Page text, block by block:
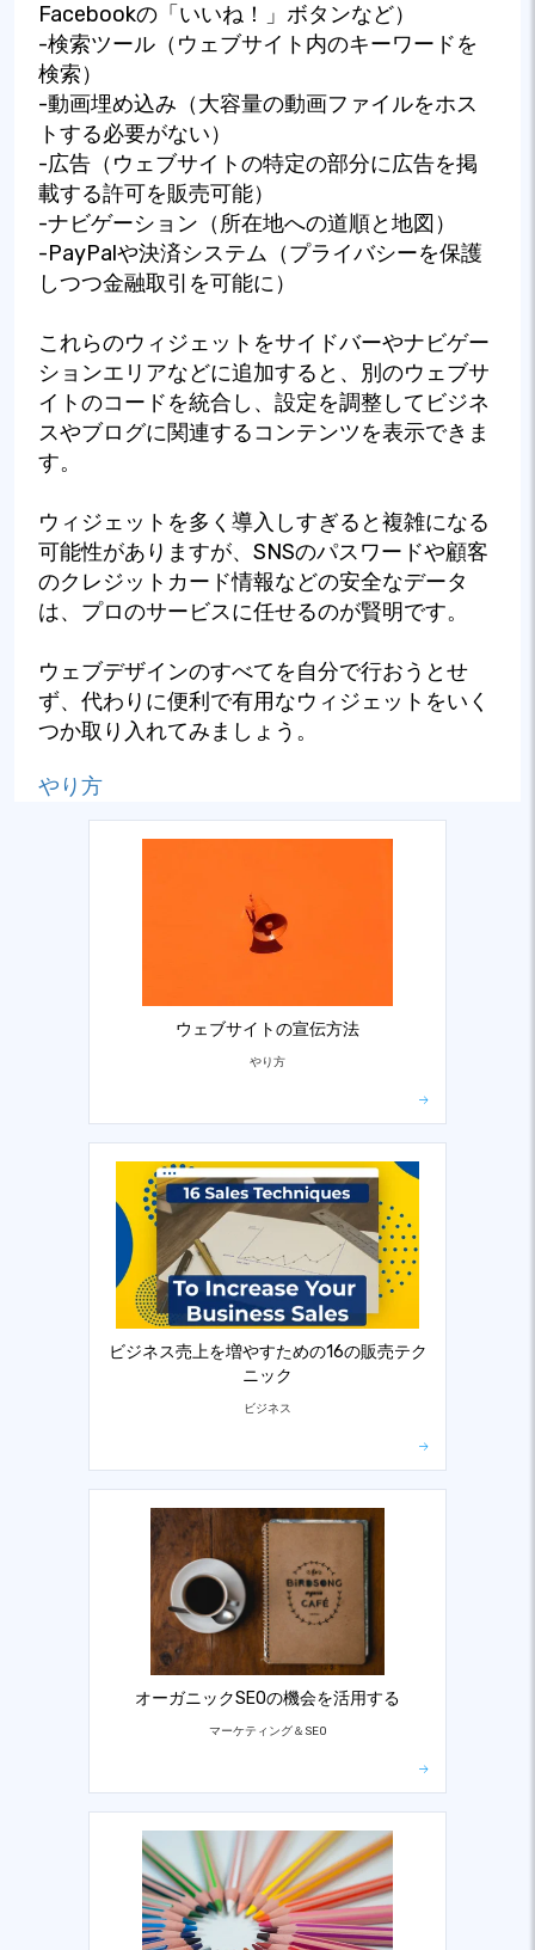
Facebookの「いいね！」ボタンなど）
-検索ツール（ウェブサイト内のキーワードを
検索）
-動画埋め込み（大容量の動画ファイルをホス
トする必要がない）
-広告（ウェブサイトの特定の部分に広告を掲
載する許可を販売可能）
-ナビゲーション（所在地への道順と地図）
-PayPalや決済システム（プライバシーを保護
しつつ金融取引を可能に）
これらのウィジェットをサイドバーやナビゲー
ションエリアなどに追加すると、別のウェブサ
イトのコードを統合し、設定を調整してビジネ
スやブログに関連するコンテンツを表示できま
す。
ウィジェットを多く導入しすぎると複雑になる
可能性がありますが、SNSのパスワードや顧客
のクレジットカード情報などの安全なデータ
は、プロのサービスに任せるのが賢明です。
ウェブデザインのすべてを自分で行おうとせ
ず、代わりに便利で有用なウィジェットをいく
つか取り入れてみましょう。
やり方
ウェブサイトの宣伝方法
やり方
ビジネス売上を増やすための16の販売テク
ニック
ビジネス
オーガニックSEOの機会を活用する
マーケティング＆SEO